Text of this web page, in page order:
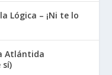
Lógica – ¡Ni te lo
Atlántida